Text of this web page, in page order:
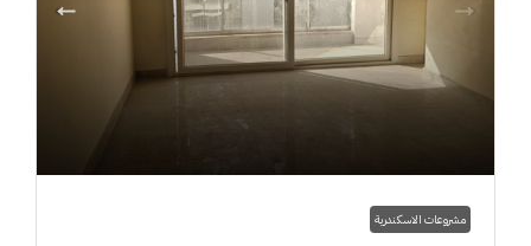
مشروعات الاسكندرية